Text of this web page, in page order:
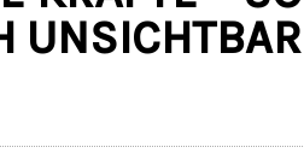
UNSICHTBAR